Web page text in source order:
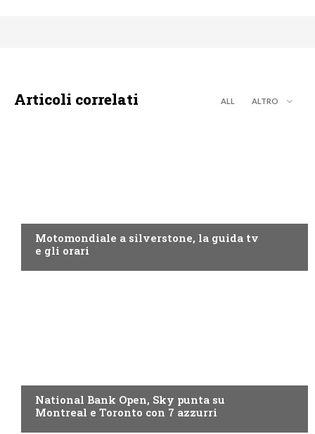
Articoli correlati ALL ALTRO
Motomondiale a silverstone, la guida tv
e gli orari
National Bank Open, Sky punta su
Montreal e Toronto con 7 azzurri